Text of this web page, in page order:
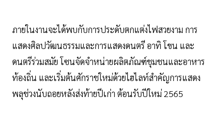
ภายในงานจะได้พบกับการประดับตกแต่งไฟสวยงาม การ
แสดงศิลปวัฒนธรรมและการแสดงดนตรี อาทิ โขน และ
ดนตรีร่วมสมัย โซนจัดจำหน่ายผลิตภัณฑ์ชุมชนและอาหาร
ท้องถิ่น และเริ่มต้นศักราชใหม่ด้วยไฮไลท์สำคัญการแสดง
พลุช่วงนับถอยหลังส่งท้ายปีเก่า ต้อนรับปีใหม่ 2565